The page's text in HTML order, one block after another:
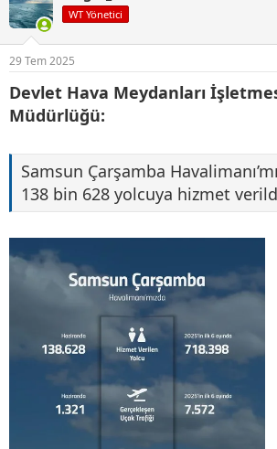
i
l
:
WT Yönetici
29 Tem 2025
Devlet Hava Meydanları
Müdürlüğü:
Samsun Çarşamba
138 bin 628 yolcuya hizmet